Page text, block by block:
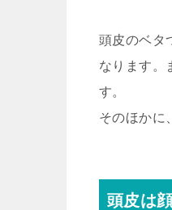
頭皮のベタ
なります。
す。
そのほかに
頭皮は